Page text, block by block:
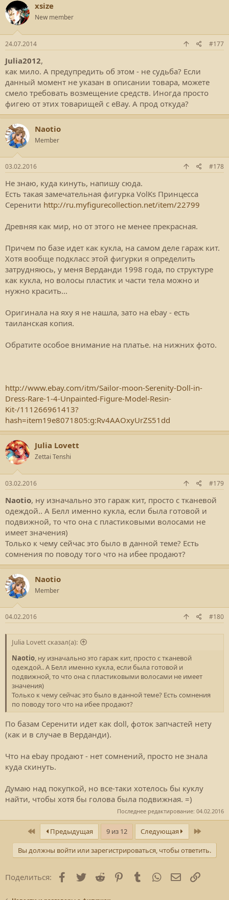
xsize
New member
24.07.2014 #177
Julia2012,
как мило. А предупредить об этом - не судьба? Если
данный момент не указан в описании товара, можете
смело требовать возмещение средств. Иногда просто
фигею от этих товарищей с eBay. А прод откуда?
Naotio
Member
03.02.2016 #178
Не знаю, куда кинуть, напишу сюда.
Есть такая замечательная фигурка VolKs Принцесса
Серенити http://ru.myfigurecollection.net/item/22799
Древняя как мир, но от этого не менее прекрасная.
Причем по базе идет как кукла, на самом деле гараж кит.
Хотя вообще подкласс этой фигурки я определить
затрудняюсь, у меня Верданди 1998 года, по структуре
как кукла, но волосы пластик и части тела можно и
нужно красить...
Оригинала на яху я не нашла, зато на ebay - есть
таиланская копия.
Обратите особое внимание на платье. на нижних фото.
http://www.ebay.com/itm/Sailor-moon-Serenity-Doll-in-
Dress-Rare-1-4-Unpainted-Figure-Model-Resin-
Kit-/111266961413?
hash=item19e8071805:g:Rv4AAOxyUrZS51dd
Julia Lovett
Zettai Tenshi
03.02.2016 #179
Naotio, ну изначально это гараж кит, просто с тканевой
одеждой.. А Белл именно кукла, если была готовой и
подвижной, то что она с пластиковыми волосами не
имеет значения)
Только к чему сейчас это было в данной теме? Есть
сомнения по поводу того что на ибее продают?
Naotio
Member
04.02.2016 #180
Julia Lovett сказал(а):
Naotio, ну изначально это гараж кит, просто с тканевой
одеждой.. А Белл именно кукла, если была готовой и
подвижной, то что она с пластиковыми волосами не имеет
значения)
Только к чему сейчас это было в данной теме? Есть сомнения
по поводу того что на ибее продают?
По базам Серенити идет как doll, фоток запчастей нету
(как и в случае в Верданди).
Что на ebay продают - нет сомнений, просто не знала
куда скинуть.
Думаю над покупкой, но все-таки хотелось бы куклу
найти, чтобы хотя бы голова была подвижная. =)
Последнее редактирование: 04.02.2016
ПервыйПредыдущая 9 из 12 Следующая
Вы должны войти или зарегистрироваться, чтобы ответить.
Поделиться: Facebook
TwitterReddit PinterestTumblr WhatsApp
E-mailСсылка